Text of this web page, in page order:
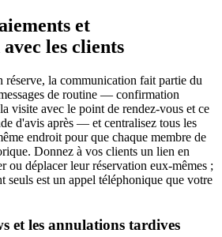
et
les clients
réserve, la communication fait partie du
de routine — confirmation
visite avec le point de rendez-vous et ce
d'avis après — et centralisez tous les
endroit pour que chaque membre de
Donnez à vos clients un lien en
ou déplacer leur réservation eux-mêmes ;
seuls est un appel téléphonique que votre
et les annulations tardives